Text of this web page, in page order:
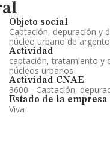
Objeto social
Captación, depuración y
núcleo urbano de
Actividad
captación, tratamiento y
núcleos urbanos
Actividad CNAE
3600 - Captación,
Estado de la empresa
Viva